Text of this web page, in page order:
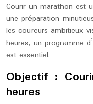
Courir un marathon est
une préparation
les coureurs ambitieux
heures, un programme
est essentiel.
Objectif :
heures